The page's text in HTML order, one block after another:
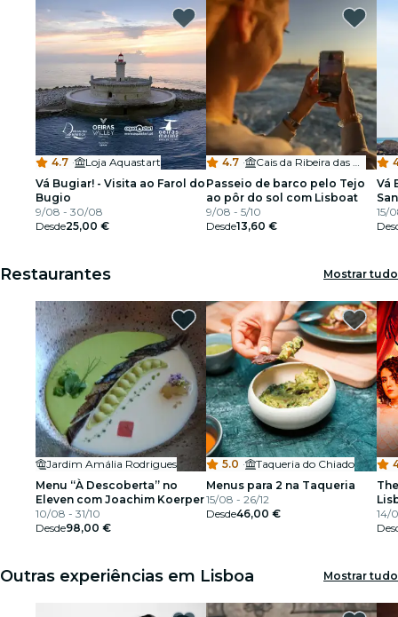
4.7 ·
Loja Aquastart
Vá Bugiar! - Visita ao Farol do
Bugio
9/08 - 30/08
Desde25,00 €
4.7 ·
Cais da Ribeira das Naus
Passeio de barco pelo Tejo
ao pôr do sol com Lisboat
9/08 - 5/10
Desde13,60 €
Vá
15/
Restaurantes Mostrar tudo
Jardim Amália Rodrigues
Menu “À Descoberta” no
Eleven com Joachim Koerper
10/08 - 31/10
Desde98,00 €
5.0 ·
Taqueria do Chiado
Menus para 2 na Taqueria
15/08 - 26/12
Desde46,00 €
14/
Outras experiências em Lisboa Mostrar tudo